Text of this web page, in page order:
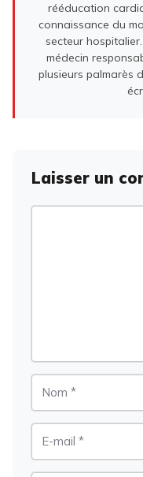
rééducation
connaissance du
secteur
médecin
plusieurs palmarès
Laisser un